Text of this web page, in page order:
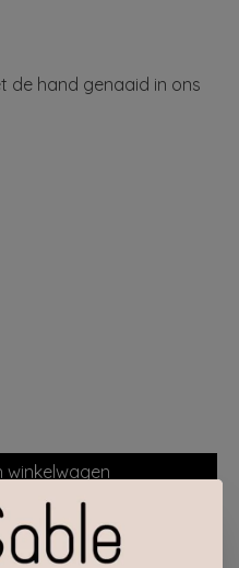
de hand genaaid in ons
is
winkelwagen